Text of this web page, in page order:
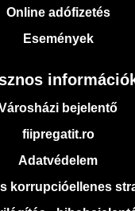
Online adófizetés
Események
bejelentő
fiipregatit.ro
Adatvédelem
korrupcióellenes